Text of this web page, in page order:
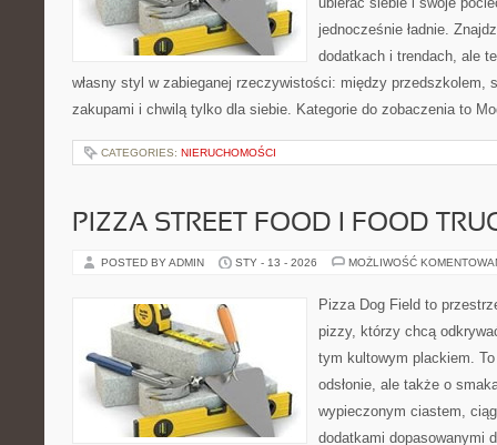
jednocześnie ładnie.
dodatkach i trendach, ale
własny styl w zabieganej rzeczywistości: między przedszkolem,
zakupami i chwilą tylko dla siebie. Kategorie do zobaczenia to
CATEGORIES: NIERUCHOMOŚCI
PIZZA STREET FOOD I FOOD
POSTED BY ADMIN STY - 13 - 2026 MOŻLIWOŚĆ
Pizza Dog Field to
pizzy, którzy chcą
tym kultowym plackiem.
odsłonie, ale także o
wypieczonym ciastem,
dodatkami dopasowanymi